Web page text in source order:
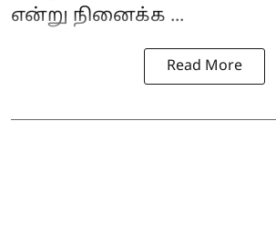
என்று நினைக்க ...
Read More